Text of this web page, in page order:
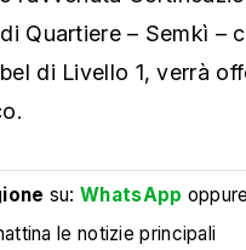
Quartiere – Semkì –
di Livello 1, verrà
su:WhatsApp oppure
le notizie principali